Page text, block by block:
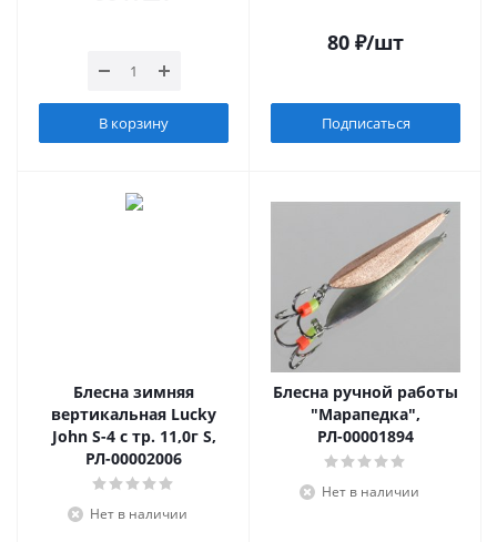
В корзину
80 ₽/шт
Подписаться
Блесна зимняя
вертикальная Lucky
John S-4 c тр. 11,0г S,
РЛ-00002006
Нет в наличии
Блесна ручной работы
"Марапедка",
РЛ-00001894
Нет в наличии